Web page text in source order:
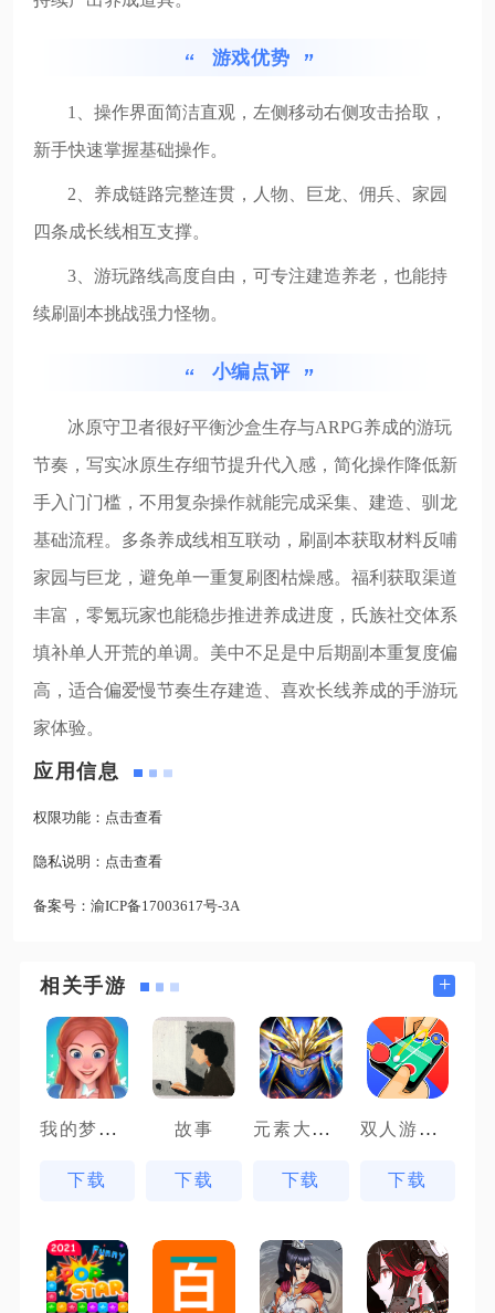
游戏优势
1、操作界面简洁直观，左侧移动右侧攻击拾取，
新手快速掌握基础操作。
2、养成链路完整连贯，人物、巨龙、佣兵、家园
四条成长线相互支撑。
3、游玩路线高度自由，可专注建造养老，也能持
续刷副本挑战强力怪物。
小编点评
冰原守卫者很好平衡沙盒生存与ARPG养成的游玩
节奏，写实冰原生存细节提升代入感，简化操作降低新
手入门门槛，不用复杂操作就能完成采集、建造、驯龙
基础流程。多条养成线相互联动，刷副本获取材料反哺
家园与巨龙，避免单一重复刷图枯燥感。福利获取渠道
丰富，零氪玩家也能稳步推进养成进度，氏族社交体系
填补单人开荒的单调。美中不足是中后期副本重复度偏
高，适合偏爱慢节奏生存建造、喜欢长线养成的手游玩
家体验。
应用信息
权限功能： 点击查看
隐私说明： 点击查看
备案号： 渝ICP备17003617号-3A
相关手游 +
我的梦幻城堡
下载
故事
下载
元素大天使
下载
双人游戏场
下载